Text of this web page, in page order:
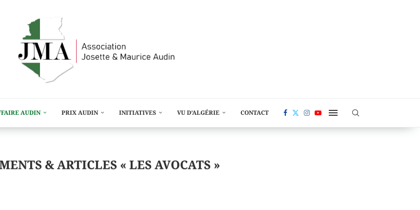
AUDIN PRIX AUDIN INITIATIVES VU D’ALGÉRIE CONTACT
& ARTICLES « LES AVOCATS »